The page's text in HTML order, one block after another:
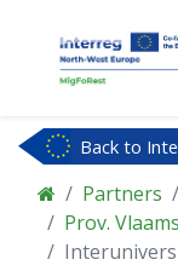
Back to
Partners
Prov.